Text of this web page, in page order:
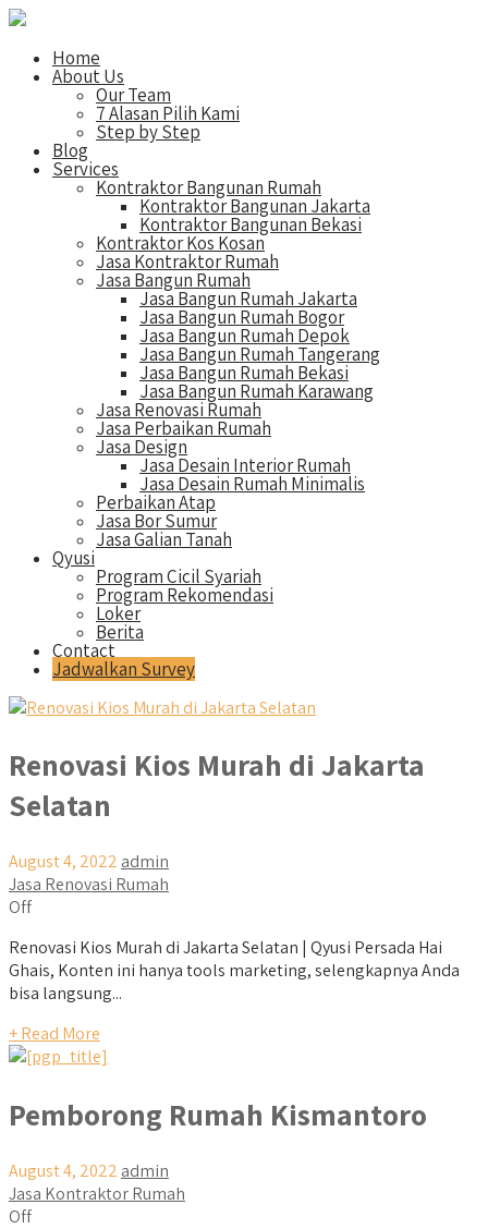
Home
About Us
Our Team
7 Alasan Pilih Kami
Step by Step
Blog
Services
Kontraktor Bangunan Rumah
Kontraktor Bangunan Jakarta
Kontraktor Bangunan Bekasi
Kontraktor Kos Kosan
Jasa Kontraktor Rumah
Jasa Bangun Rumah
Jasa Bangun Rumah Jakarta
Jasa Bangun Rumah Bogor
Jasa Bangun Rumah Depok
Jasa Bangun Rumah Tangerang
Jasa Bangun Rumah Bekasi
Jasa Bangun Rumah Karawang
Jasa Renovasi Rumah
Jasa Perbaikan Rumah
Jasa Design
Jasa Desain Interior Rumah
Jasa Desain Rumah Minimalis
Perbaikan Atap
Jasa Bor Sumur
Jasa Galian Tanah
Qyusi
Program Cicil Syariah
Program Rekomendasi
Loker
Berita
Contact
Jadwalkan Survey
Renovasi Kios Murah di Jakarta
Selatan
August 4, 2022 admin
Jasa Renovasi Rumah
Off
Renovasi Kios Murah di Jakarta Selatan | Qyusi Persada Hai
Ghais, Konten ini hanya tools marketing, selengkapnya Anda
bisa langsung...
+ Read More
Pemborong Rumah Kismantoro
August 4, 2022 admin
Jasa Kontraktor Rumah
Off